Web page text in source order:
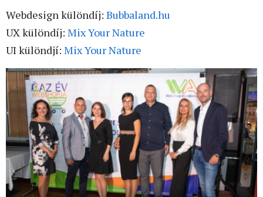
Webdesign különdíj: Bubbaland.hu
UX különdíj: Mix Your Nature
UI különdjí: Mix Your Nature